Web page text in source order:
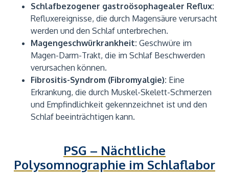
Schlafbezogener gastroösophagealer Reflux:
Refluxereignisse, die durch Magensäure verursacht
werden und den Schlaf unterbrechen.
Magengeschwürkrankheit: Geschwüre im
Magen-Darm-Trakt, die im Schlaf Beschwerden
verursachen können.
Fibrositis-Syndrom (Fibromyalgie): Eine
Erkrankung, die durch Muskel-Skelett-Schmerzen
und Empfindlichkeit gekennzeichnet ist und den
Schlaf beeinträchtigen kann.
PSG – Nächtliche
Polysomnographie im Schlaflabor